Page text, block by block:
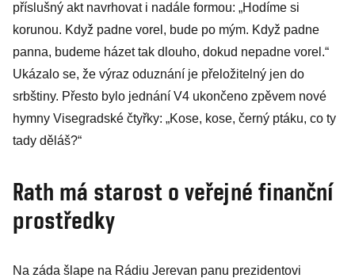
příslušný akt navrhovat i nadále formou: „Hodíme si
korunou. Když padne vorel, bude po mým. Když padne
panna, budeme házet tak dlouho, dokud nepadne vorel.“
Ukázalo se, že výraz oduznání je přeložitelný jen do
srbštiny. Přesto bylo jednání V4 ukončeno zpěvem nové
hymny Visegradské čtyřky: „Kose, kose, černý ptáku, co ty
tady děláš?“
Rath má starost o veřejné finanční
prostředky
Na záda šlape na Rádiu Jerevan panu prezidentovi